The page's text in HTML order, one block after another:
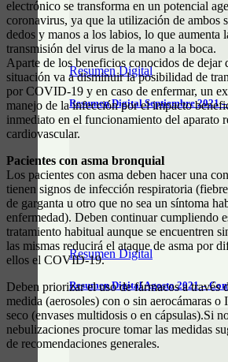
Resumen Digital
Resumen Digital Septiembre 2021
Resumen Digital
Resumen Digital Agosto 2021 –
electrónico se transforma en un potencial
coronavirus, ya que la utilización de ambos
dedos y manos a los labios, lo que aumenta
transmisión del virus de la mano a la boca.
Aparte de los beneficios conocidos de dejar
situación va a disminuir la posibilidad de
por COVID-19 y en caso de enfermar, un
manejo de la infección por el impacto
inmediato en el funcionamiento del aparato
cardiovascular.
Pacientes con asma bronquial
Los pacientes con asma deben hacer una
tienen signos de infección respiratoria
de garganta u otro que no sea un síntoma
enfermedad). Deben continuar cumpliendo
tratamiento habitual aunque se encuentren
las mismas reducirá el ataque de asma por
ellos el COVID-19.
Deben priorizar el uso de fármacos a través
medida (aerosoles) con o sin aerocámaras o
seco (envases multidosis o en cápsulas).Si
nebulizaciones procure tomar las medidas
de recomendaciones generales.